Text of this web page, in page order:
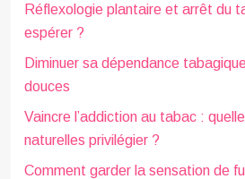
Réflexologie plantaire et arrêt du
espérer ?
Diminuer sa dépendance
douces
Vaincre l’addiction au tabac :
naturelles privilégier ?
Comment garder la sensation de